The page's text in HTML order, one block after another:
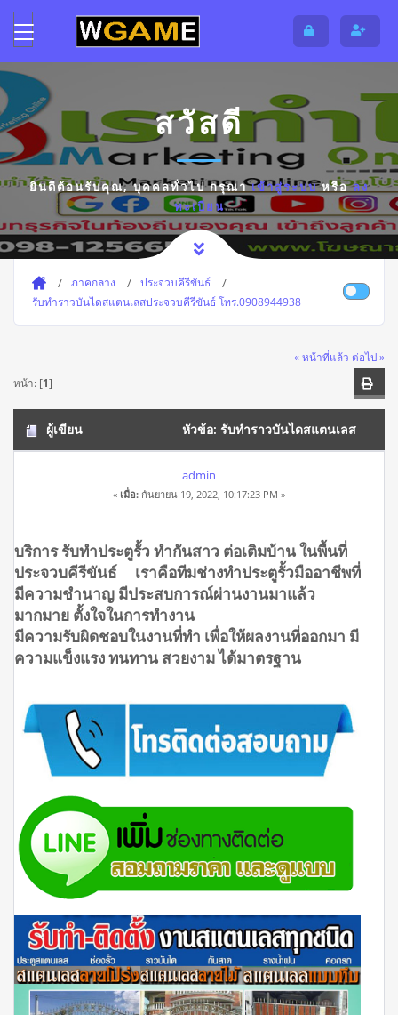
สวัสดี
ยินดีต้อนรับคุณ,บุคคลทั่วไปกรุณาเข้าสู่ระบบหรือลง
ทะเบียน
ภาคกลาง
ประจวบคีรีขันธ์
รับทำราวบันไดสแตนเลสประจวบคีรีขันธ์ โทร.0908944938
« หน้าที่แล้ว ต่อไป »
หน้า: [1]
ผู้เขียน หัวข้อ: รับทำราวบันไดสแตนเลส
ประจวบคีรีขันธ์ โทร.0908944938 (อ่าน 17556 ครั้ง)
admin
« เมื่อ: กันยายน 19, 2022, 10:17:23 PM »
บริการ รับทำประตูรั้ว ทำกันสาว ต่อเติมบ้าน ในพื้นที่
ประจวบคีรีขันธ์ เราคือทีมช่างทำประตูรั้วมืออาชีพที่
มีความชำนาญ มีประสบการณ์ผ่านงานมาแล้ว
มากมาย ตั้งใจในการทำงาน
มีความรับผิดชอบในงานที่ทำ เพื่อให้ผลงานที่ออกมา มี
ความแข็งแรง ทนทาน สวยงาม ได้มาตรฐาน